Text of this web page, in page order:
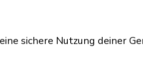
sichere Nutzung deiner